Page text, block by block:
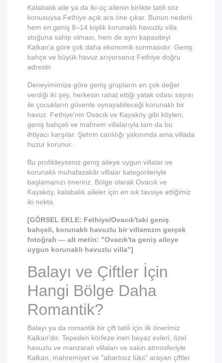
Kalabalık aile ya da iki-üç ailenin birlikte tatili söz
konusuysa Fethiye açık ara öne çıkar. Bunun nedeni
hem en geniş 8–14 kişilik korunaklı havuzlu villa
stoğuna sahip olması, hem de aynı kapasiteyi
Kalkan'a göre çok daha ekonomik sunmasıdır. Geniş
bahçe ve büyük havuz arıyorsanız Fethiye doğru
adrestir.
Deneyimimize göre geniş grupların en çok değer
verdiği iki şey, herkesin rahat ettiği yatak odası sayısı
ile çocukların güvenle oynayabileceği korunaklı bir
havuz. Fethiye'nin Ovacık ve Kayaköy gibi köyleri,
geniş bahçeli ve mahrem villalarıyla tam da bu
ihtiyacı karşılar. Şehrin canlılığı yakınında ama villada
huzur korunur.
Bu profildeyseniz geniş aileye uygun villalar ve
korunaklı muhafazakâr villalar kategorileriyle
başlamanızı öneririz. Bölge olarak Ovacık ve
Kayaköy, kalabalık aileler için en sık tavsiye ettiğimiz
iki nokta.
[GÖRSEL EKLE: Fethiye/Ovacık'taki geniş
bahçeli, korunaklı havuzlu bir villamızın gerçek
fotoğrafı — alt metin: "Ovacık'ta geniş aileye
uygun korunaklı havuzlu villa"]
Balayı ve Çiftler İçin
Hangi Bölge Daha
Romantik?
Balayı ya da romantik bir çift tatili için ilk önerimiz
Kalkan'dır. Tepeden körfeze inen beyaz evleri, özel
havuzlu ve manzaralı villaları ve sakin atmosferiyle
Kalkan, mahremiyet ve "abartısız lüks" arayan çiftler